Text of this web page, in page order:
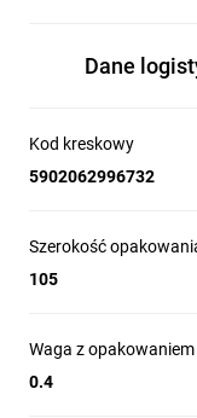
maksymalny prąd
elastyczny oraz
certyfikat CE.
od 50 do 200 min.
Dane
Kod kreskowy
5902062996732
Szerokość
105
Waga z opakowaniem
0.4